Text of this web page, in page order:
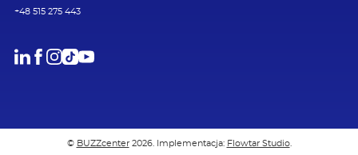
+48 515 275 443
LinkedInFacebook
Instagram
© BUZZcenter2026. Implementacja: Flowtar Studio.